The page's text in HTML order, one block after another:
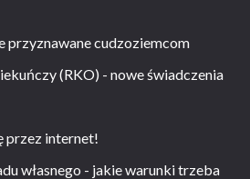
przyznawane cudzoziemcom
(RKO) - nowe świadczenia
przez internet!
własnego - jakie warunki trzeba